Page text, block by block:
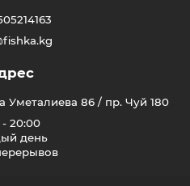
Уметалиева 86 / пр. Чуй 180
- 20:00
день